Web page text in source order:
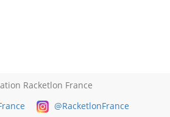
Racketlon France
@RacketlonFrance